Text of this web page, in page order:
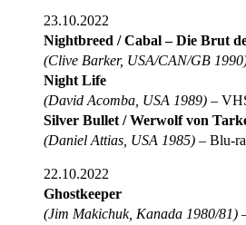
23.10.2022
Nightbreed / Cabal – Die Brut
(Clive Barker, USA/CAN/GB
Night Life
(David Acomba, USA 1989) –
Silver Bullet / Werwolf von
(Daniel Attias, USA 1985) – Blu-
22.10.2022
Ghostkeeper
(Jim Makichuk, Kanada 1980/81)